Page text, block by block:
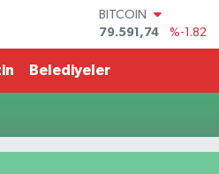
BITCOIN
79.591,74
%-1.82
DOLAR
45,43620
61,60380
%0.18
Belediyeler